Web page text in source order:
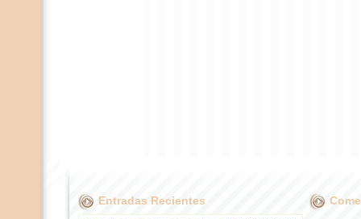
Entradas Recientes